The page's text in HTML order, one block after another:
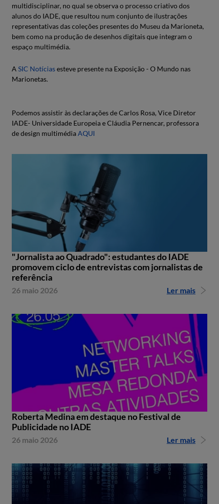
multidisciplinar, no qual se observa o processo criativo dos
alunos do IADE, que resultou num conjunto de ilustrações
representativas das coleções presentes do Museu da Marioneta,
bem como na produção de desenhos digitais que integram o
espaço multimédia.
A SIC Notíciasesteve presente na Exposição - O Mundo nas
Marionetas.
Podemos assistir às declarações de Carlos Rosa, Vice Diretor
IADE- Universidade Europeia e Cláudia Pernencar, professora
de design multimédiaAQUI
"Jornalista ao Quadrado": estudantes do IADE
promovem ciclo de entrevistas com jornalistas de
referência
26 maio 2026 Ler mais
Roberta Medina em destaque no Festival de
Publicidade no IADE
26 maio 2026 Ler mais